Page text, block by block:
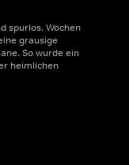
spurlos. Wochen
grausige
So wurde ein
heimlichen